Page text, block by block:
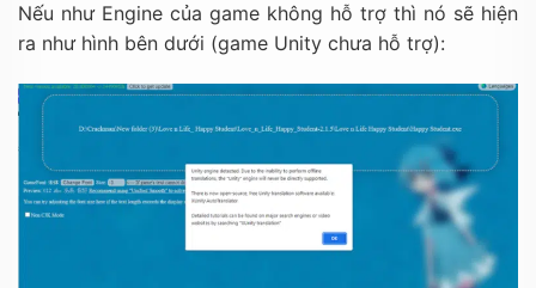
Nếu như Engine của game không hỗ trợ thì nó sẽ hiện
ra như hình bên dưới (game Unity chưa hỗ trợ):